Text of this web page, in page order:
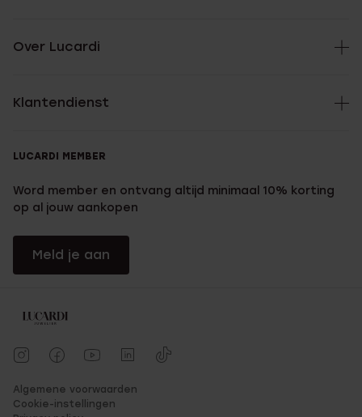
Over Lucardi
Klantendienst
LUCARDI MEMBER
Word member en ontvang altijd minimaal 10% korting
op al jouw aankopen
Meld je aan
Algemene voorwaarden
Cookie-instellingen